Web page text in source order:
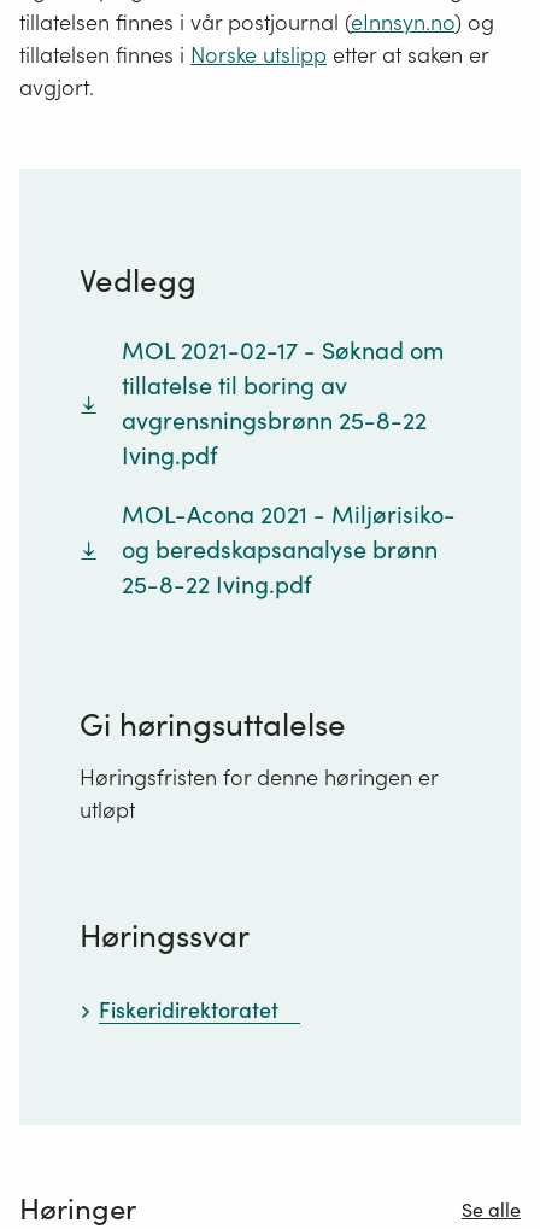
tillatelsen finnes i vår postjournal (eInnsyn.no) og
tillatelsen finnes i Norske utslipp etter at saken er
avgjort.
Vedlegg
MOL 2021-02-17 - Søknad om
tillatelse til boring av
avgrensningsbrønn 25-8-22
Iving.pdf
MOL-Acona 2021 - Miljørisiko-
og beredskapsanalyse brønn
25-8-22 Iving.pdf
Gi høringsuttalelse
Høringsfristen for denne høringen er
utløpt
Høringssvar
Fiskeridirektoratet
Høringer Se alle